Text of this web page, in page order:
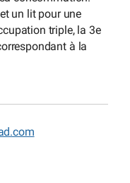
un lit pour une
triple, la 3e
à la